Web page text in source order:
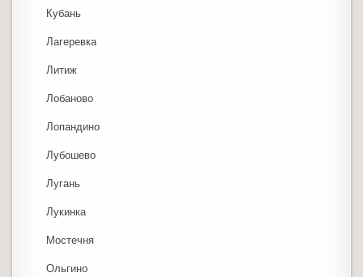
Кубань
Лагеревка
Литиж
Лобаново
Лопандино
Лубошево
Лугань
Лукинка
Мостечня
Ольгино